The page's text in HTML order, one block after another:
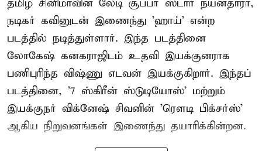
தமிழ் சினிமாவின் லேடி சூப்பர் ஸ்டார் நயன்தாரா,
நடிகர் கவினுடன் இணைந்து 'ஹாய்' என்ற
படத்தில் நடித்துள்ளார். இந்த படத்தினை
லோகேஷ் கனகராஜிடம் உதவி இயக்குனராக
பணிபுரிந்த விஷ்ணு எடவன் இயக்குகிறார். இந்தப்
படத்தினை, '7 ஸ்கிரீன் ஸ்டுடியோஸ்' மற்றும்
இயக்குநர் விக்னேஷ் சிவனின் 'ரௌடி பிக்சர்ஸ்'
ஆகிய நிறுவனங்கள் இணைந்து தயாரிக்கின்றன.